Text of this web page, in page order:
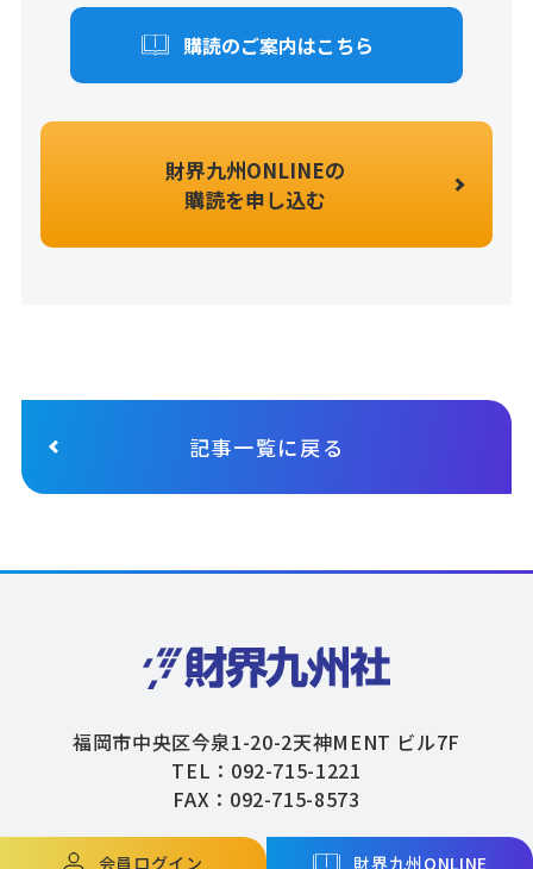
購読のご案内はこちら
財界九州ONLINEの
購読を申し込む
記事一覧に戻る
会員ログイン 財界九州ONLINE
福岡市中央区今泉1-20-2天神MENT ビル7F
TEL：092-715-1221
FAX：092-715-8573